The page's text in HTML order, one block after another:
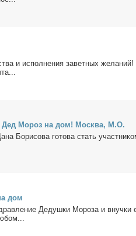
и ис­пол­не­ния за­вет­ных
Дед Мо­роз на дом! Москва, М.О.
Бо­ри­со­ва го­то­ва стать
дом
Де­душ­ки Мо­ро­за и внуч­ки